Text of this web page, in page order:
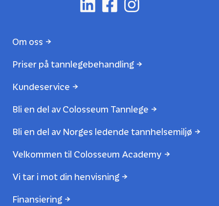
Om oss
Priser på tannlegebehandling
Kundeservice
Bli en del av Colosseum Tannlege
Bli en del av Norges ledende tannhelsemiljø
Velkommen til Colosseum Academy
Vi tar i mot din henvisning
Finansiering